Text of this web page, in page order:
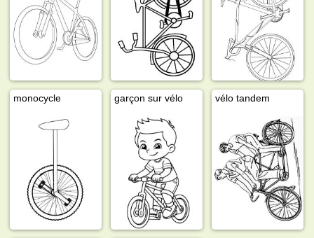
monocycle garçon sur vélo vélo tandem